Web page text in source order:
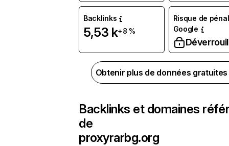
Backlinks
5,53 k+8 %
Risque de
Google
Obtenir plus de données
Backlinks et domaines
de
proxyrarbg.org